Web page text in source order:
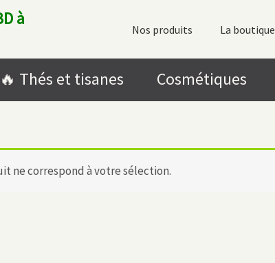
à
Nos produits La boutique
🔥​ Thés et tisanes Cosmétiques
ne correspond à votre sélection.